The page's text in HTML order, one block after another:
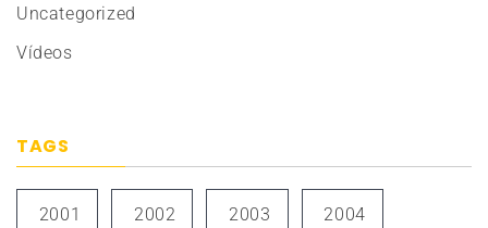
Uncategorized
Vídeos
TAGS
2001 2002 2003 2004